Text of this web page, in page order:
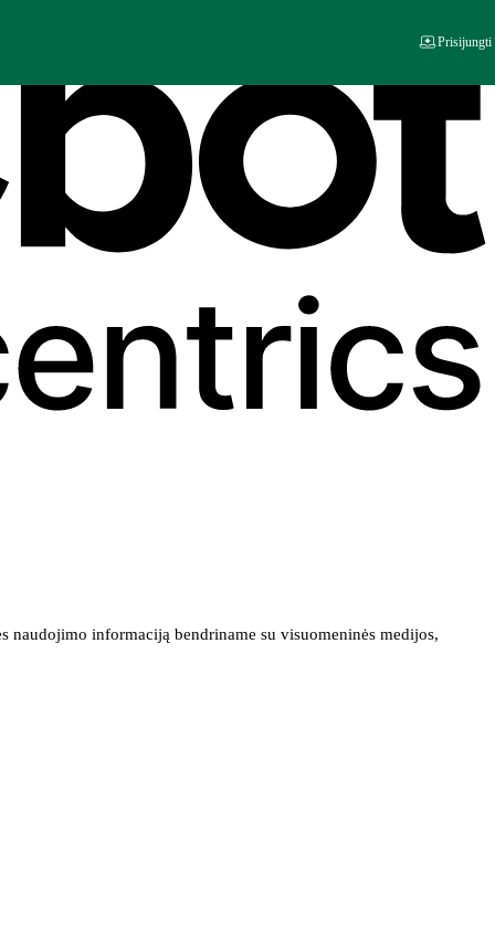
naudojimo informaciją bendriname su visuomeninės medijos,
Prisijungti